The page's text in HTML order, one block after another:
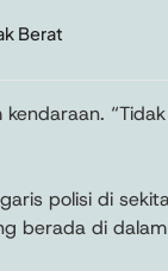
Berat
polisi di
berada di